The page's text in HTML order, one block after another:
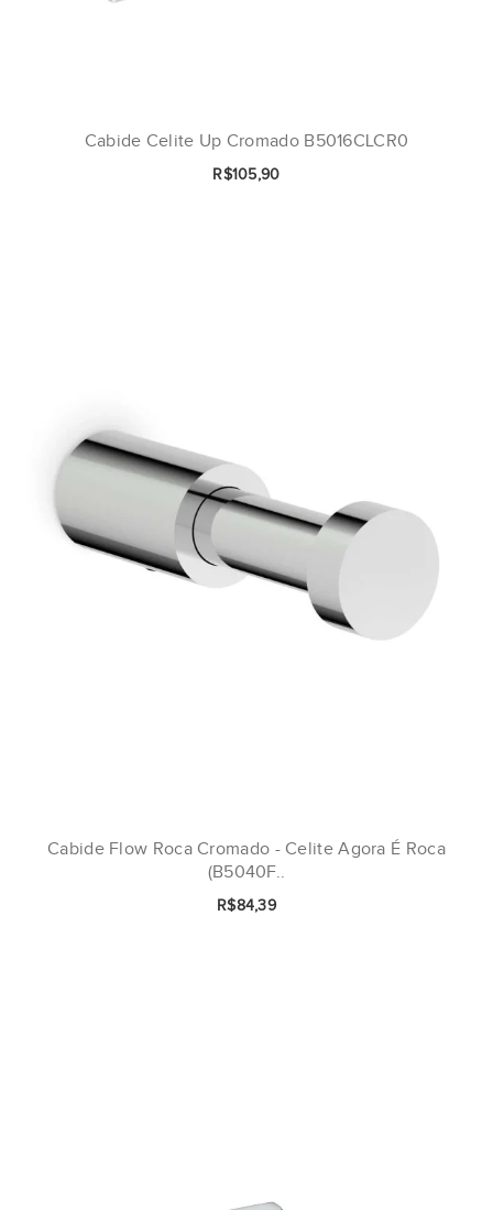
Cabide Celite Up Cromado B5016CLCR0
R$105,90
Cabide Flow Roca Cromado - Celite Agora É Roca
(B5040F..
R$84,39